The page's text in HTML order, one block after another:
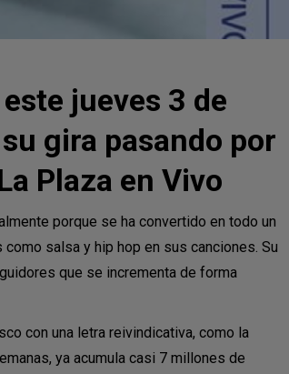
jueves 3 de
gira pasando por
Plaza en Vivo
porque se ha convertido en todo un
salsa y hip hop en sus canciones. Su
que se incrementa de forma
con una letra reivindicativa, como la
ya acumula casi 7 millones de